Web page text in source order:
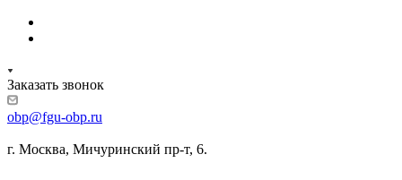
Заказать звонок
obp@fgu-obp.ru
г. Москва, Мичуринский пр-т, 6.